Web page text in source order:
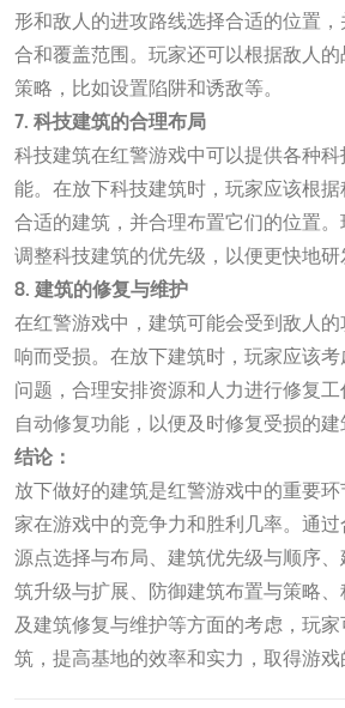
形和敌人的进攻路线选择合适的位置
合和覆盖范围。玩家还可以根据敌人
策略，比如设置陷阱和诱敌等。
7. 科技建筑的合理布局
科技建筑在红警游戏中可以提供各种
能。在放下科技建筑时，玩家应该根
合适的建筑，并合理布置它们的位置
调整科技建筑的优先级，以便更快地研
8. 建筑的修复与维护
在红警游戏中，建筑可能会受到敌人
响而受损。在放下建筑时，玩家应该
问题，合理安排资源和人力进行修复
自动修复功能，以便及时修复受损的建
结论：
放下做好的建筑是红警游戏中的重要
家在游戏中的竞争力和胜利几率。通
源点选择与布局、建筑优先级与顺序
筑升级与扩展、防御建筑布置与策略
及建筑修复与维护等方面的考虑，玩
筑，提高基地的效率和实力，取得游戏